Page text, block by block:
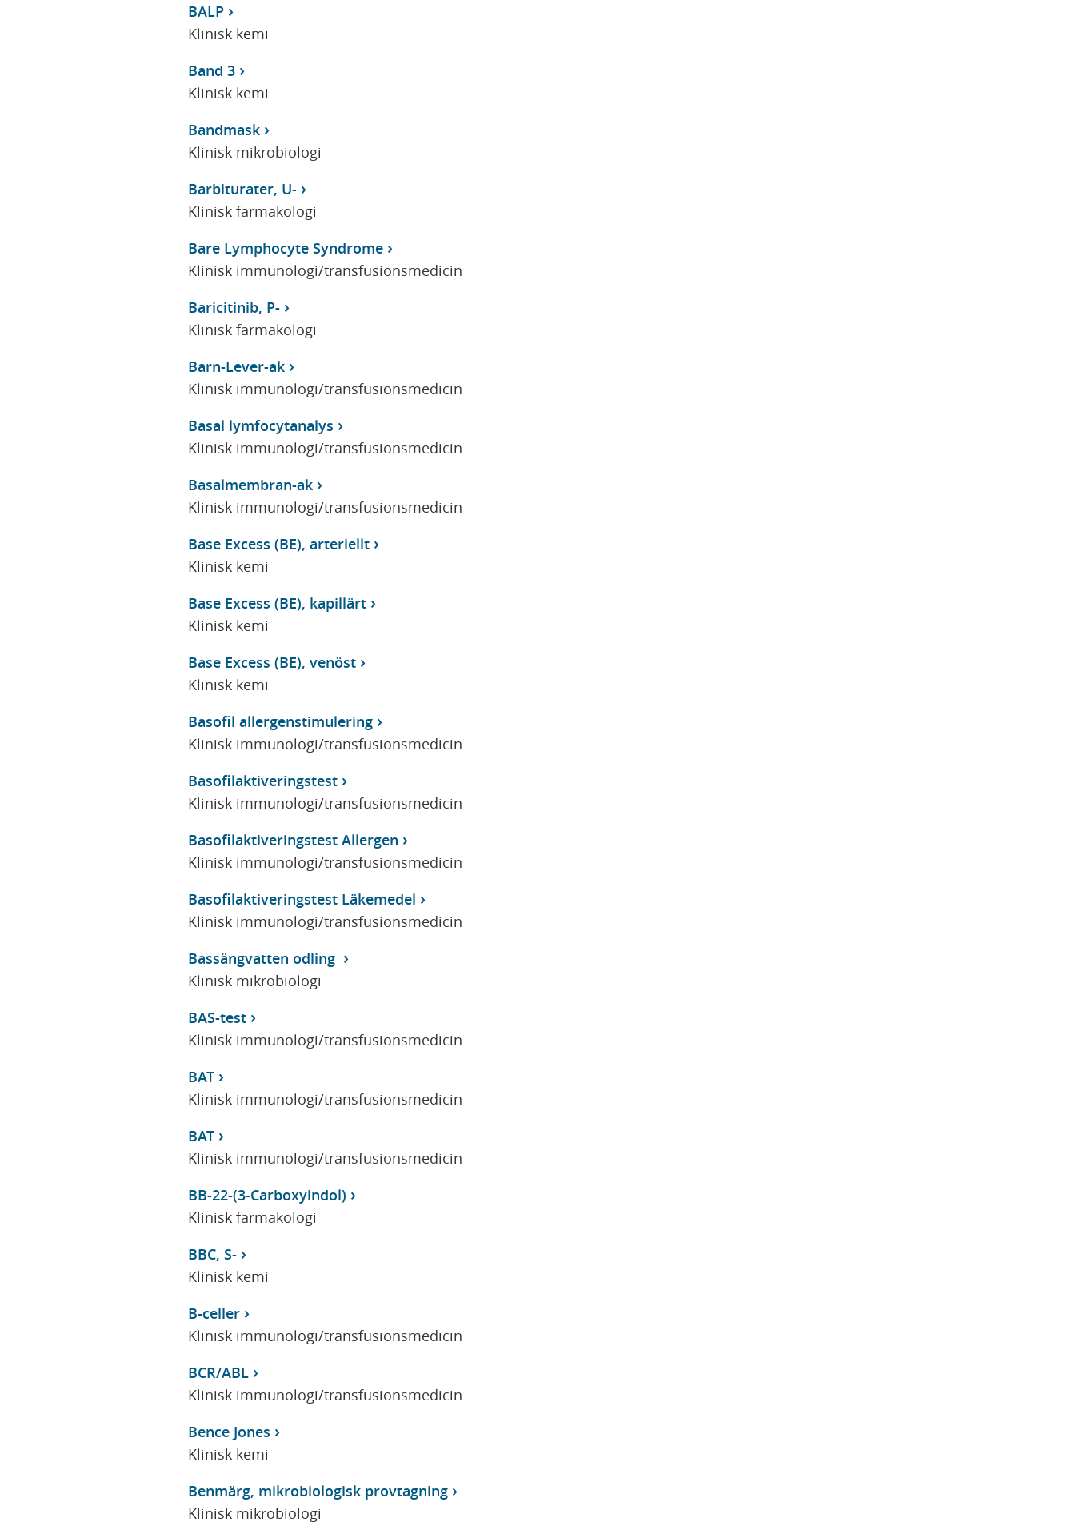
BALP
Klinisk kemi
Band 3
Klinisk kemi
Bandmask
Klinisk mikrobiologi
Barbiturater, U-
Klinisk farmakologi
Bare Lymphocyte Syndrome
Klinisk immunologi/transfusionsmedicin
Baricitinib, P-
Klinisk farmakologi
Barn-Lever-ak
Klinisk immunologi/transfusionsmedicin
Basal lymfocytanalys
Klinisk immunologi/transfusionsmedicin
Basalmembran-ak
Klinisk immunologi/transfusionsmedicin
Base Excess (BE), arteriellt
Klinisk kemi
Base Excess (BE), kapillärt
Klinisk kemi
Base Excess (BE), venöst
Klinisk kemi
Basofil allergenstimulering
Klinisk immunologi/transfusionsmedicin
Basofilaktiveringstest
Klinisk immunologi/transfusionsmedicin
Basofilaktiveringstest Allergen
Klinisk immunologi/transfusionsmedicin
Basofilaktiveringstest Läkemedel
Klinisk immunologi/transfusionsmedicin
Bassängvatten odling
Klinisk mikrobiologi
BAS-test
Klinisk immunologi/transfusionsmedicin
BAT
Klinisk immunologi/transfusionsmedicin
BAT
Klinisk immunologi/transfusionsmedicin
BB-22-(3-Carboxyindol)
Klinisk farmakologi
BBC, S-
Klinisk kemi
B-celler
Klinisk immunologi/transfusionsmedicin
BCR/ABL
Klinisk immunologi/transfusionsmedicin
Bence Jones
Klinisk kemi
Benmärg, mikrobiologisk provtagning
Klinisk mikrobiologi